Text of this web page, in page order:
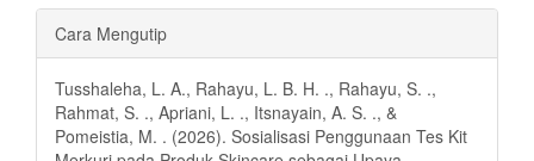
Rincian
Artikel
Cara Mengutip
Tusshaleha, L. A., Rahayu, L. B. H. ., Rahayu, S. .,
Rahmat, S. ., Apriani, L. ., Itsnayain, A. S. ., &
Pomeistia, M. . (2026). Sosialisasi Penggunaan Tes Kit